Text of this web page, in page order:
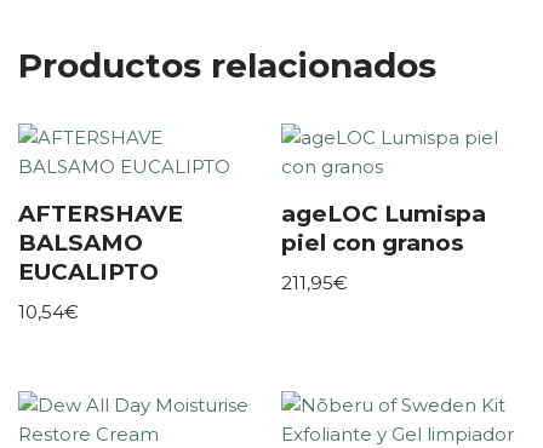
Productos relacionados
AFTERSHAVE
BALSAMO
EUCALIPTO
10,54€
ageLOC Lumispa
piel con granos
211,95€